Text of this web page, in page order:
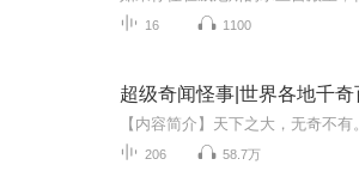
16 1100
超级奇闻怪事|世界各地千
206 58.7万